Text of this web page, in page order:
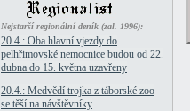
Nejstarší regionální deník (zal. 1996):
20.4.: Oba hlavní vjezdy do
pelhřimovské nemocnice budou od 22.
dubna do 15. května uzavřeny
20.4.: Medvědí trojka z táborské zoo
se těší na návštěvníky